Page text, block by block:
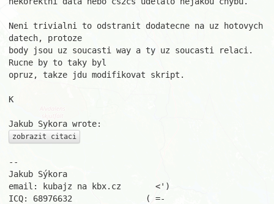
Neni trivialni to odstranit dodatecne na uz hotovych
datech, protoze
body jsou uz soucasti way a ty uz soucasti relaci.
Rucne by to taky byl
opruz, takze jdu modifikovat skript.
K
zobrazit citaci
--
Jakub Sýkora
email: kubajz na kbx.cz       <')
ICQ: 68976632               ( =-